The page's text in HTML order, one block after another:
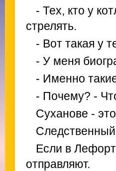
- Тех, кто у
стрелять.
- Вот такая у
- У меня
- Именно
- Почему? -
Суханове -
Следственный
Если в
отправляют.